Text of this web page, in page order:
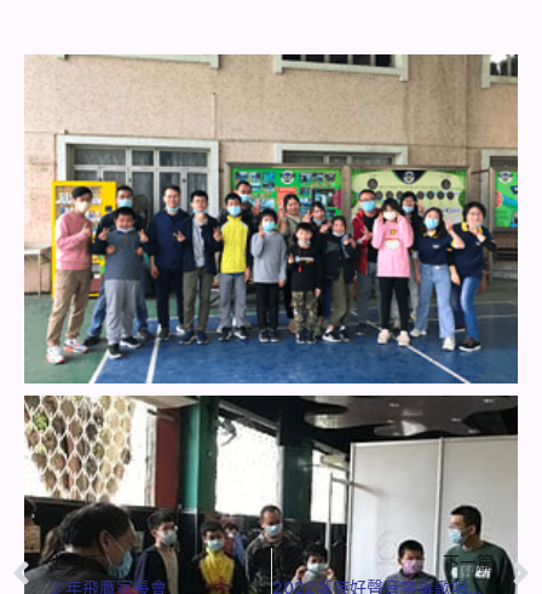
上一篇
少年飛鷹家長會
下一篇
2022鷹英好聲音禁毒歌唱比賽